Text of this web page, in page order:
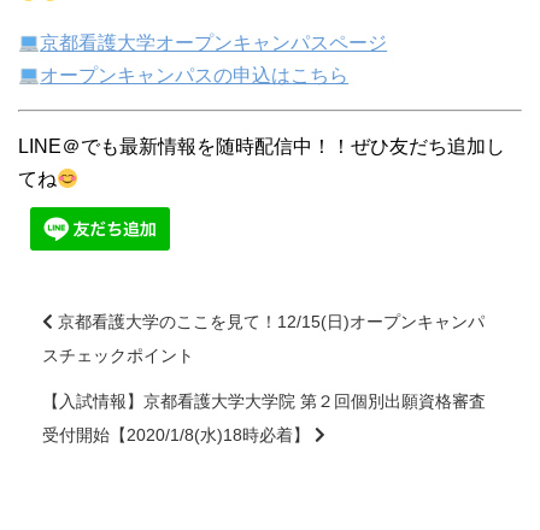
京都看護大学オープンキャンパスページ
オープンキャンパスの申込はこちら
LINE＠でも最新情報を随時配信中！！ぜひ友だち追加し
てね
の
京都看護大学のここを見て！12/15(日)オープンキャンパ
スチェックポイント
【入試情報】京都看護大学大学院 第２回個別出願資格審査
受付開始【2020/1/8(水)18時必着】